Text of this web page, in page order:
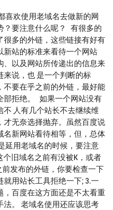
喜欢使用老域名去做新的网
？要注意什么呢？ 有很多的
很多的外链，这些链接有好有
新站的标准来看待一个网站
、以及网站所传递出的信息来
来说，也 是一个判断的标
要在乎之前的外链，最好能
部拒绝。 如果一个网站没有
人有几个站长不去继续维
无奈选择抛弃。虽然百度说
名新网站看待相等，但，总体
延用老域名的时候，要注意
旧域名之前有没被K，或者
发布的外链，你要检查一下
用站长工具拒绝一下; 3.一
百度在这方面还是不太看重
。 老域名使用还应该思考